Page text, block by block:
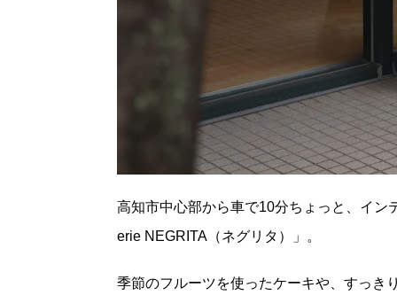
高知市中心部から車で10分ちょっと、イ
erie NEGRITA（ネグリタ）」。
季節のフルーツを使ったケーキや、すっき